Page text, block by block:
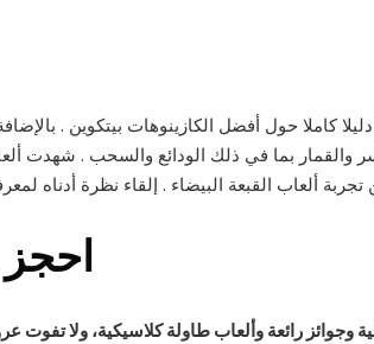
والقمار بما في ذلك الودائع والسحب . شهدت
احجز
وجوائز رائعة وألعاب طاولة كلاسيكية، ولا